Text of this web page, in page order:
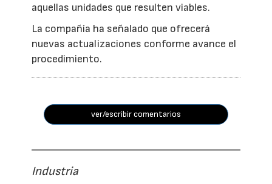
aquellas unidades que resulten viables.
La compañía ha señalado que ofrecerá
nuevas actualizaciones conforme avance el
procedimiento.
ver/escribir comentarios
Industria